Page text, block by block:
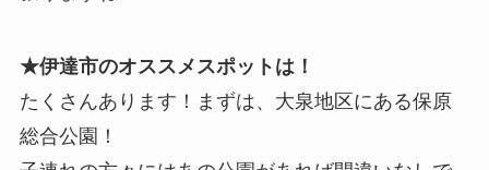
★伊達市のオススメスポットは！
たくさんあります！まずは、大泉地区にある保原
総合公園！